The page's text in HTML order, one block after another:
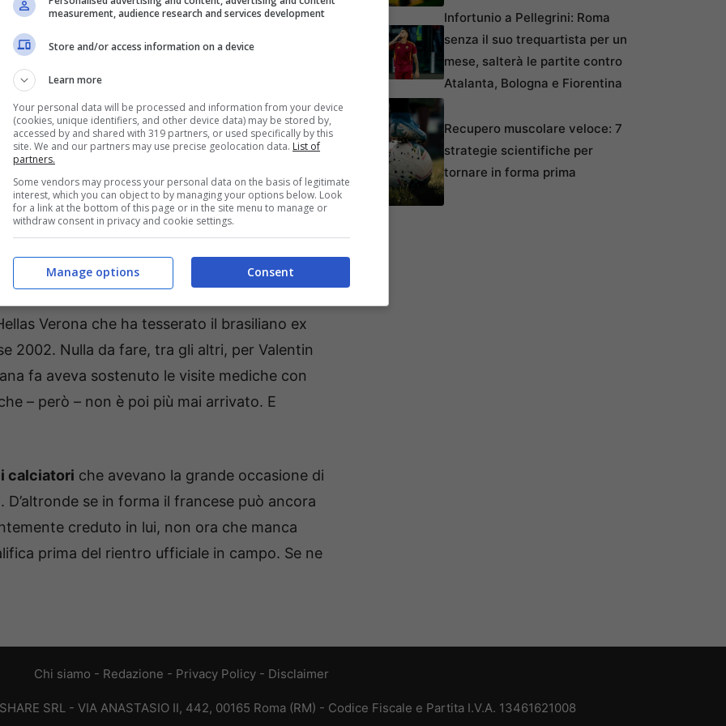
sul francese da svincolato. Chiuso con
per Pogba sembravano potersi
di nuovo in campo, da protagonista
ora è ufficiale
il termine ultimo per poter tesserare gli
attenti ad approfittare di questa occasione,
di calciomercato ha chiuso ufficialmente i
Verona che ha tesserato il brasiliano ex
2002. Nulla da fare, tra gli altri, per Valentin
fa aveva sostenuto le visite mediche con
– però – non è poi più mai arrivato. E
calciatori che avevano la grande occasione di
se in forma il francese può ancora
creduto in lui, non ora che manca
prima del rientro ufficiale in campo. Se ne
Infortunio a Pellegrini: Roma
senza il suo trequartista per un
mese, salterà le partite contro
Atalanta, Bologna e Fiorentina
Recupero muscolare veloce: 7
strategie scientifiche per
tornare in forma prima
Chi siamo - Redazione - Privacy Policy - Disclaimer
SRL - VIA ANASTASIO II, 442, 00165 Roma (RM) - Codice Fiscale e Partita I.V.A. 13461621008
measurement, audience research and services development
Store and/or access information on a device
Learn more
Your personal data will be processed and information from your device
(cookies, unique identifiers, and other device data) may be stored by,
accessed by and shared with 319 partners, or used specifically by this
site. We and our partners may use precise geolocation data. List of
partners.
Some vendors may process your personal data on the basis of legitimate
interest, which you can object to by managing your options below. Look
for a link at the bottom of this page or in the site menu to manage or
withdraw consent in privacy and cookie settings.
Consent
Manage options